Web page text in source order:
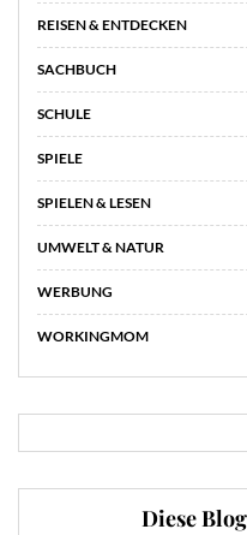
REISEN & ENTDECKEN
SACHBUCH
SCHULE
SPIELE
SPIELEN & LESEN
UMWELT & NATUR
WERBUNG
WORKINGMOM
Diese